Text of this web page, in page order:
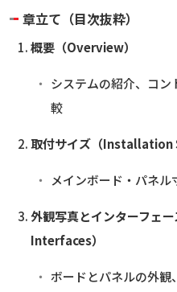
章立て（目次抜粋）
概要（Overview）
システムの紹介、コ
較
取付サイズ（Installation
メインボード・パネル
外観写真とインターフェ
Interfaces）
ボードとパネルの外観